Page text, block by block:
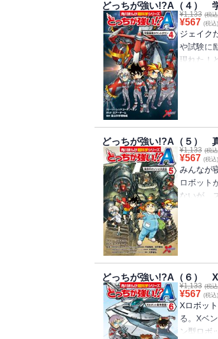
どっちが強い!?A（４）
¥1,133 (税
¥567 (税込)
ジェイク
や試験に
現れた！
ボット
どっちが強い!?A（５）
¥1,133 (税
¥567 (税込)
みんなが
ロボット
ないが、
い...!?友
どっちが強い!?A（６） X
¥1,133 (税
¥567 (税込)
Xロボッ
る。Xベ
ン型ロボ